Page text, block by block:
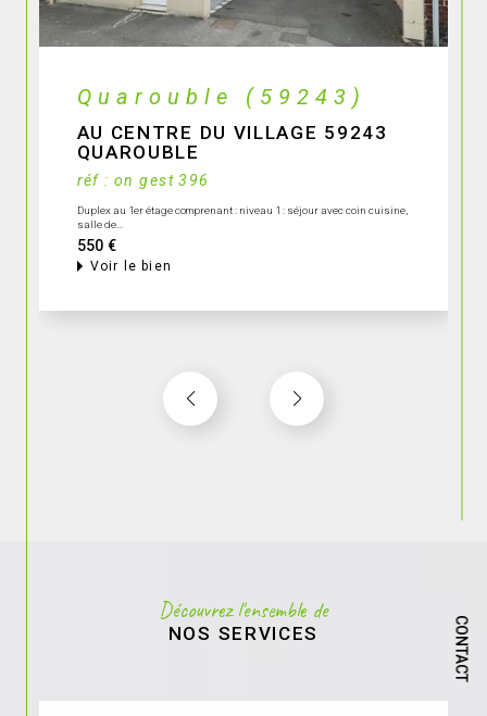
CONTACT
Quarouble (59243)
AU CENTRE DU VILLAGE 59243
QUAROUBLE
réf : on gest 396
Duplex au 1er étage comprenant : niveau 1 : séjour avec coin cuisine,
salle de...
550 €
Voir le bien
Découvrez l'ensemble de
NOS SERVICES